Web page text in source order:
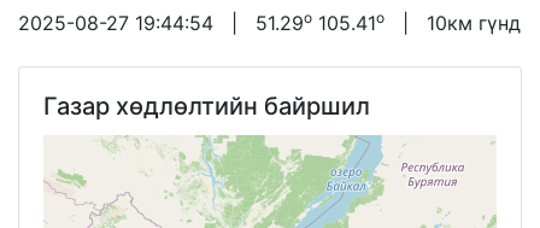
2025-08-27 19:44:54 | 51.29o 105.41o | 10км гүнд
Газар хөдлөлтийн байршил